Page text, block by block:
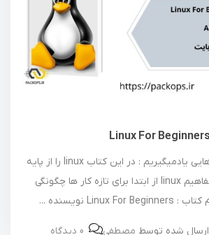
در این کتاب چه چیزهایی یادمیگیریم : در این کتاب linux را از پایه
یاد بگیرید. توضیح مفاهیم linux از ابتدا برای تازه کار ها چگونگی
ارسال شده توسط مصطفی 0 دیدگاه